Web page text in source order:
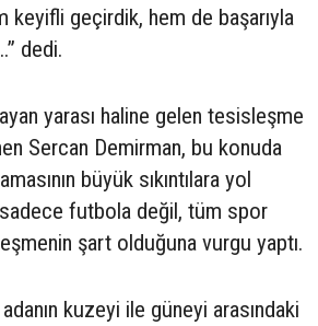
keyifli geçirdik, hem de başarıyla
dedi.
yarası haline gelen tesisleşme
Sercan Demirman, bu konuda
büyük sıkıntılara yol
sadece futbola değil, tüm spor
şart olduğuna vurgu yaptı.
kuzeyi ile güneyi arasındaki